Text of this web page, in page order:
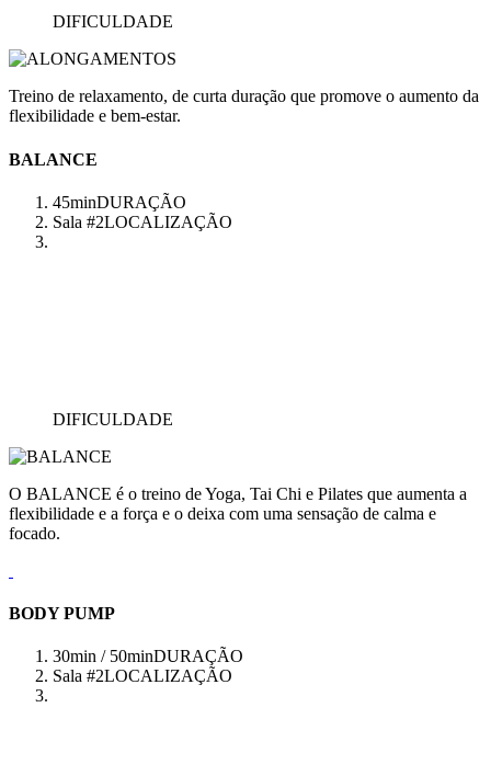
DIFICULDADE
Treino de relaxamento, de curta duração que promove o aumento da
flexibilidade e bem-estar.
BALANCE
45minDURAÇÃO
Sala #2LOCALIZAÇÃO
DIFICULDADE
O BALANCE é o treino de Yoga, Tai Chi e Pilates que aumenta a
flexibilidade e a força e o deixa com uma sensação de calma e
focado.
BODY PUMP
30min / 50minDURAÇÃO
Sala #2LOCALIZAÇÃO